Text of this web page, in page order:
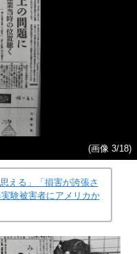
(画像 3/18)
える」「損害が誇張さ
験被害者にアメリカか